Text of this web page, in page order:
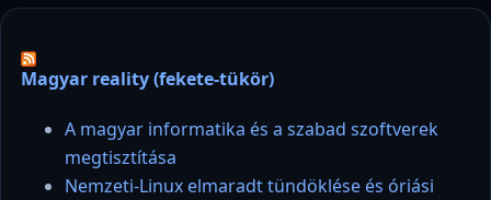
Magyar reality (fekete-tükör)
A magyar informatika és a szabad szoftverek
megtisztítása
Nemzeti-Linux elmaradt tündöklése és óriási